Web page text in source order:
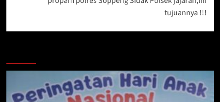
tujuannya !!!